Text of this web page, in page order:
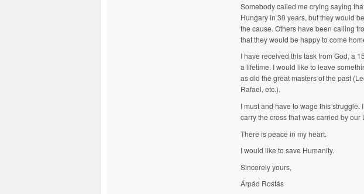
Somebody called me crying saying
Hungary in 30 years, but they would
the cause. Others have been calling
that they would be happy to come
I have received this task from God, a
a lifetime. I would like to leave
as did the great masters of the past
Rafael, etc.).
I must and have to wage this struggle.
carry the cross that was carried by our
There is peace in my heart.
I would like to save Humanity.
Sincerely yours,
Árpád Rostás